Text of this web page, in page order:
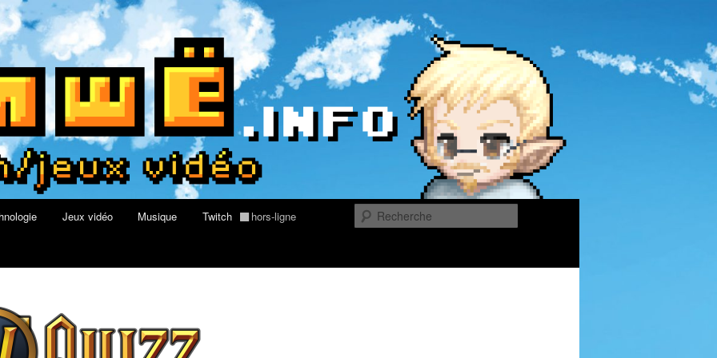
geek, tech et jeux vidéo
au Quizz World of Warcraft
Jeux vidéo Musique Twitch hors-ligne